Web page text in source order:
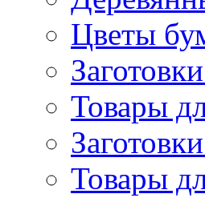
Цветы
Товары
Товары